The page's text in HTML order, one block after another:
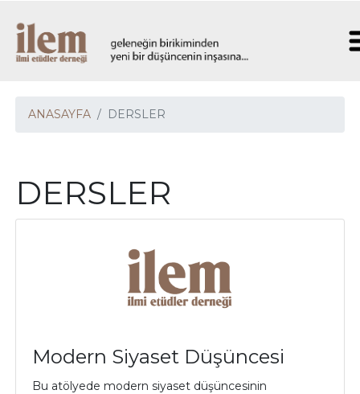
ANASAYFA DERSLER
DERSLER
Modern Siyaset Düşüncesi
Bu atölyede modern siyaset düşüncesinin